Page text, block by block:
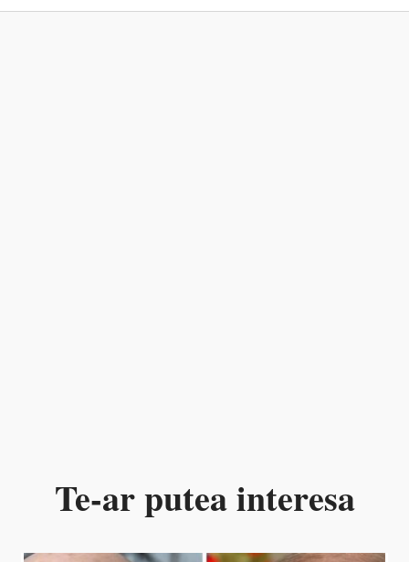
Te-ar putea interesa